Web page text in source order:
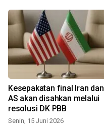
Kesepakatan final Iran dan
AS akan disahkan melalui
resolusi DK PBB
Senin, 15 Juni 2026